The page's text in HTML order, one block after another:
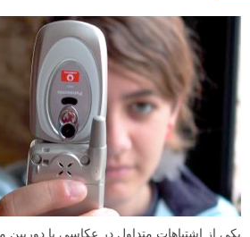
یکی از اشتباهات متداول در عکاسی با دوربین